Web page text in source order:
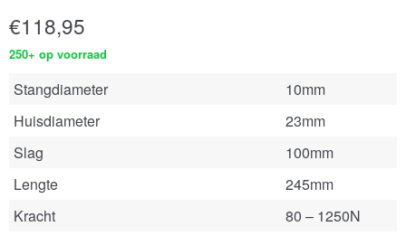
€118,95
250+ op voorraad
Stangdiameter
10mm
Huisdiameter
23mm
Slag
100mm
Lengte
245mm
Kracht
80 – 1250N